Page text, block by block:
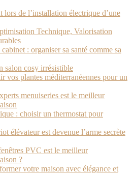
lors de l’installation électrique d’une
Technique, Valorisation
: organiser sa santé comme sa
salon cosy irrésistible
vos plantes méditerranéennes pour un
menuiseries est le meilleur
: choisir un thermostat pour
élévateur est devenue l’arme secrète
PVC est le meilleur
?
votre maison avec élégance et